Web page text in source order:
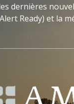
dernières
Ready) et la